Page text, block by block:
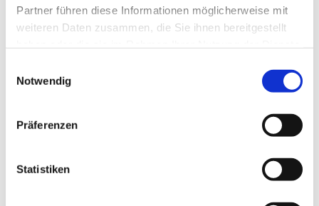
Partner führen diese Informationen möglicherweise mit
weiteren Daten zusammen, die Sie ihnen bereitgestellt
Notwendig
Präferenzen
Statistiken